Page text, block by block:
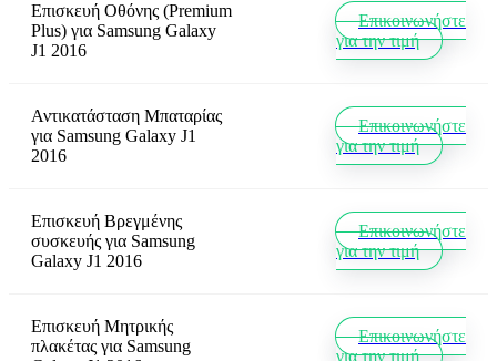
Επισκευή Οθόνης (Premium
Plus) για Samsung Galaxy
J1 2016
Επικοινωνήστε
για την τιμή
Αντικατάσταση Μπαταρίας
για Samsung Galaxy J1
2016
Επικοινωνήστε
για την τιμή
Επισκευή Βρεγμένης
συσκευής για Samsung
Galaxy J1 2016
Επικοινωνήστε
για την τιμή
Επισκευή Μητρικής
πλακέτας για Samsung
Επικοινωνήστε
για την τιμή